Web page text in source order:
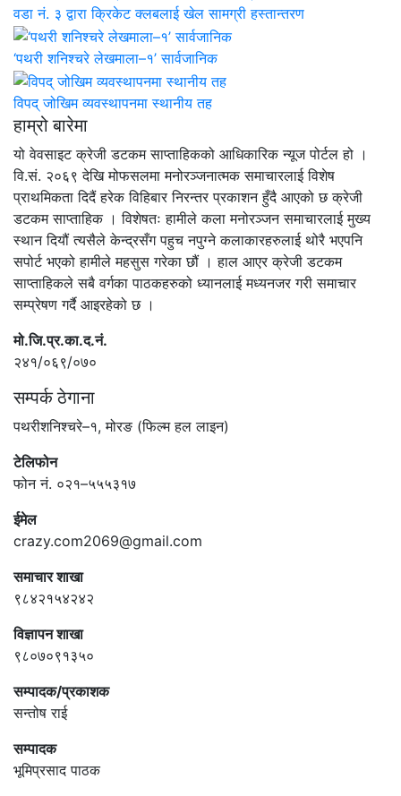
वडा नं. ३ द्वारा क्रिकेट क्लबलाई खेल सामग्री हस्तान्तरण
‘पथरी शनिश्चरे लेखमाला–१’ सार्वजानिक
विपद् जोखिम व्यवस्थापनमा स्थानीय तह
हाम्रो बारेमा
यो वेवसाइट क्रेजी डटकम साप्ताहिकको आधिकारिक न्यूज पोर्टल हो ।
वि.सं. २०६९ देखि मोफसलमा मनोरञ्जनात्मक समाचारलाई विशेष
प्राथमिकता दिदैं हरेक विहिबार निरन्तर प्रकाशन हुँदै आएको छ क्रेजी
डटकम साप्ताहिक । विशेषतः हामीले कला मनोरञ्जन समाचारलाई मुख्य
स्थान दियौं त्यसैले केन्द्रसँग पहुच नपुग्ने कलाकारहरुलाई थोरै भएपनि
सपोर्ट भएको हामीले महसुस गरेका छौं । हाल आएर क्रेजी डटकम
साप्ताहिकले सबै वर्गका पाठकहरुको ध्यानलाई मध्यनजर गरी समाचार
सम्प्रेषण गर्दै आइरहेको छ ।
मो.जि.प्र.का.द.नं.
२४१/०६९/०७०
सम्पर्क ठेगाना
पथरीशनिश्चरे–१, मोरङ (फिल्म हल लाइन)
टेलिफोन
फोन नं. ०२१–५५५३१७
ईमेल
crazy.com2069@gmail.com
समाचार शाखा
९८४२१५४२४२
विज्ञापन शाखा
९८०७०९१३५०
सम्पादक/प्रकाशक
सन्तोष राई
सम्पादक
भूमिप्रसाद पाठक